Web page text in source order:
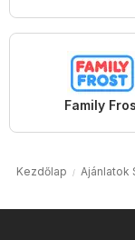
Family
Kezdőlap Ajánlatok